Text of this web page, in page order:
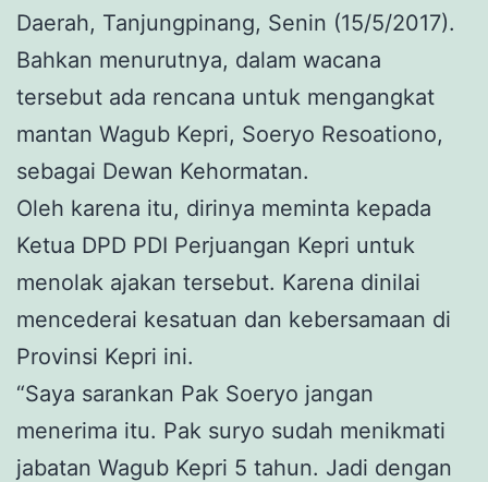
Daerah, Tanjungpinang, Senin (15/5/2017).
Bahkan menurutnya, dalam wacana
tersebut ada rencana untuk mengangkat
mantan Wagub Kepri, Soeryo Resoationo,
sebagai Dewan Kehormatan.
Oleh karena itu, dirinya meminta kepada
Ketua DPD PDI Perjuangan Kepri untuk
menolak ajakan tersebut. Karena dinilai
mencederai kesatuan dan kebersamaan di
Provinsi Kepri ini.
“Saya sarankan Pak Soeryo jangan
menerima itu. Pak suryo sudah menikmati
jabatan Wagub Kepri 5 tahun. Jadi dengan